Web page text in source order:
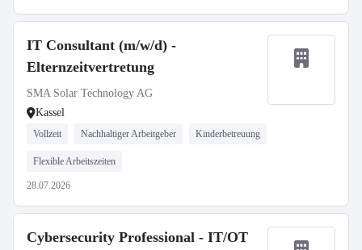
IT Consultant (m/w/d) -
Elternzeitvertretung
SMA Solar Technology AG
Kassel
Vollzeit Nachhaltiger Arbeitgeber Kinderbetreuung
Flexible Arbeitszeiten
28.07.2026
Cybersecurity Professional - IT/OT